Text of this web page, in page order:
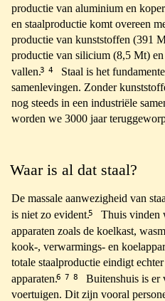
productie van aluminium en
en staalproductie komt overeen
productie van kunststoffen (391
productie van silicium (8,5 Mt)
vallen.3 4
Staal is het
samenlevingen. Zonder
nog steeds in een industriële
worden we 3000 jaar
Waar is al dat staal?
De massale aanwezigheid van
is niet zo evident.5
Thuis vinden
apparaten zoals de koelkast,
kook-, verwarmings- en
totale staalproductie eindigt
apparaten.6 7 8
Buitenshuis is er
voertuigen. Dit zijn vooral